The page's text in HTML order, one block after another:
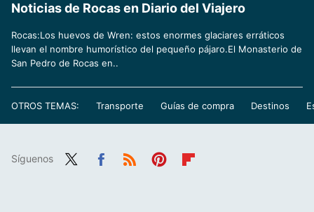
Noticias de Rocas en Diario del Viajero
Rocas:Los huevos de Wren: estos enormes glaciares erráticos
llevan el nombre humorístico del pequeño pájaro.El Monasterio de
San Pedro de Rocas en..
OTROS TEMAS: Transporte Guías de compra Destinos
Síguenos